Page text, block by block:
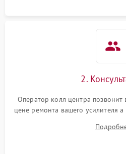
2.
Оператор колл центра позвонит
цене ремонта вашего усилителя